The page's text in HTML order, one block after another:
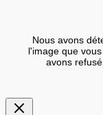
Nous avons
l'image que
avons